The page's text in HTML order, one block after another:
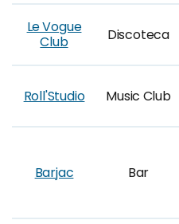
Le Vogue
Club
Discoteca
Roll'Studio Music Club
Barjac Bar